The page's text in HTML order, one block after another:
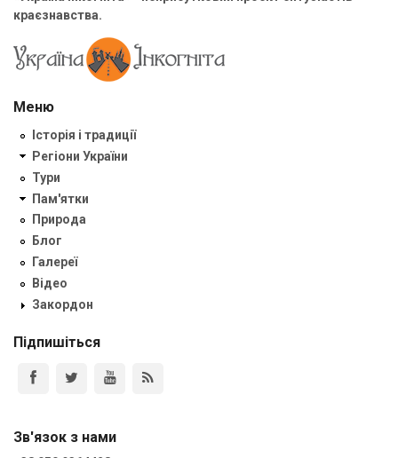
краєзнавства.
Меню
Історія і традиції
Регіони України
Тури
Пам'ятки
Природа
Блог
Галереї
Відео
Закордон
Підпишіться
Зв'язок з нами